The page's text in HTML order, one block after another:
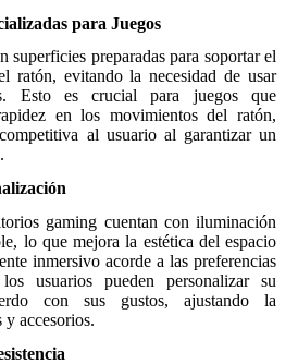
para Juegos
superficies preparadas para soportar el
ratón, evitando la necesidad de usar
Esto es crucial para juegos que
en los movimientos del ratón,
al usuario al garantizar un
gaming cuentan con iluminación
lo que mejora la estética del espacio
inmersivo acorde a las preferencias
usuarios pueden personalizar su
con sus gustos, ajustando la
accesorios.